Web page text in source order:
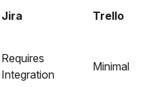
Jira Trello
Requires
Integration
Minimal